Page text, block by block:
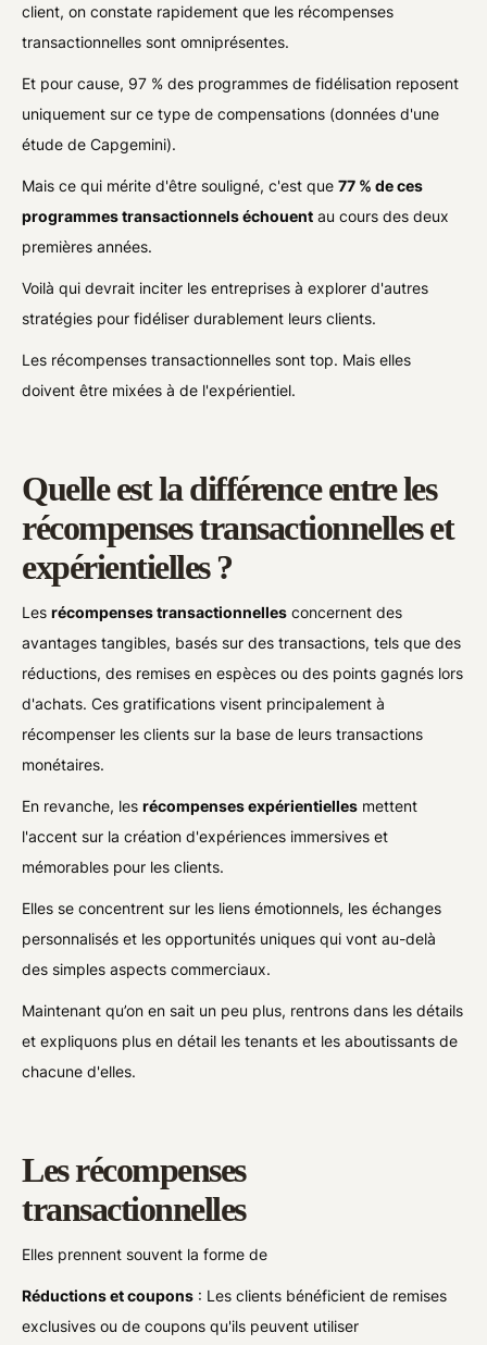
client, on constate rapidement que les récompenses
transactionnelles sont omniprésentes.
Et pour cause, 97 % des programmes de fidélisation reposent
uniquement sur ce type de compensations (données d'une
étude de Capgemini).
Mais ce qui mérite d'être souligné, c'est que77 % de ces
programmes transactionnels échouent au cours des deux
premières années.
Voilà qui devrait inciter les entreprises à explorer d'autres
stratégies pour fidéliser durablement leurs clients.
Les récompenses transactionnelles sont top. Mais elles
doivent être mixées à de l'expérientiel.
Quelle est la différence entre les
récompenses transactionnelles et
expérientielles ?
Lesrécompenses transactionnelles concernent des
avantages tangibles, basés sur des transactions, tels que des
réductions, des remises en espèces ou des points gagnés lors
d'achats. Ces gratifications visent principalement à
récompenser les clients sur la base de leurs transactions
monétaires.
En revanche, lesrécompenses expérientielles mettent
l'accent sur la création d'expériences immersives et
mémorables pour les clients.
Elles se concentrent sur les liens émotionnels, les échanges
personnalisés et les opportunités uniques qui vont au-delà
des simples aspects commerciaux.
Maintenant qu’on en sait un peu plus, rentrons dans les détails
et expliquons plus en détail les tenants et les aboutissants de
chacune d'elles.
Les récompenses
transactionnelles
Elles prennent souvent la forme de
Réductions et coupons : Les clients bénéficient de remises
exclusives ou de coupons qu'ils peuvent utiliser